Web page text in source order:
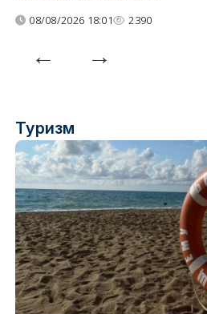
08/08/2026 18:01 2390
Туризм